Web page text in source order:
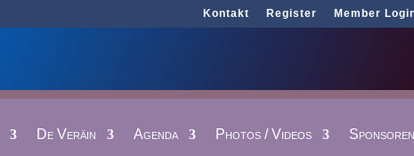
Kontakt Register Member
De Veräin Agenda Photos / Videos Sponsoren